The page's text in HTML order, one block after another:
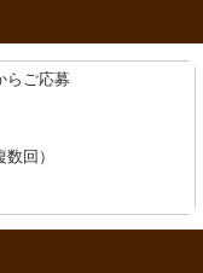
らご応募
回）